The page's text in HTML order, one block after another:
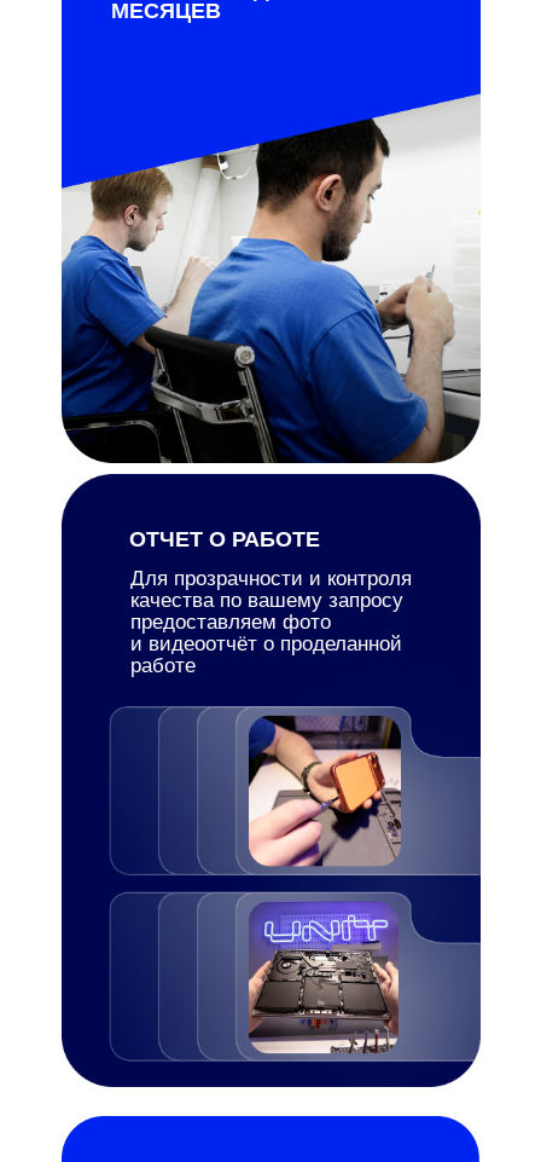
Для прозрачности и контроля
качества по вашему запросу
предоставляем фото
и видеоотчёт о проделанной
работе
ОТЧЕТ О РАБОТЕ
МЕСЯЦЕВ